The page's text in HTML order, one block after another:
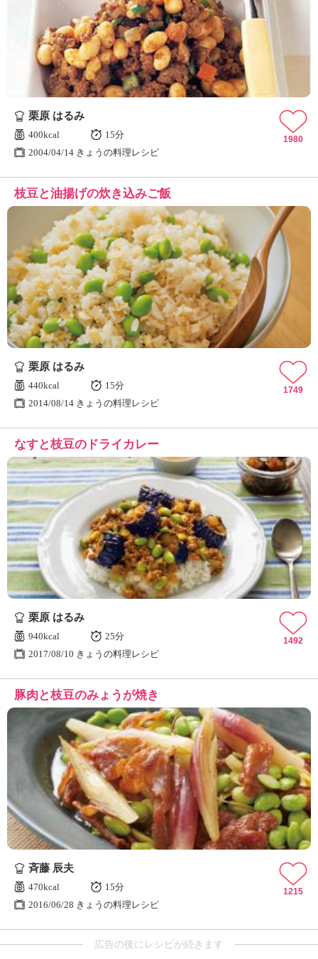
栗原 はるみ
400kcal
15分
2004/04/14 きょうの料理レシピ
1980
枝豆と油揚げの炊き込みご飯
栗原 はるみ
440kcal
15分
2014/08/14 きょうの料理レシピ
1749
なすと枝豆のドライカレー
栗原 はるみ
940kcal
25分
2017/08/10 きょうの料理レシピ
1492
豚肉と枝豆のみょうが焼き
斉藤 辰夫
470kcal
15分
2016/06/28 きょうの料理レシピ
1215
広告の後にレシピが続きます